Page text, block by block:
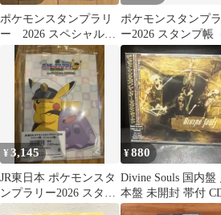
ポケモンスタンプラリ
ー 2026 スペシャル
スタンプ帳
ポケモンスタンプ
ー2026 スタンプ帳
ペシャル版）新幹
駅押印付
¥3,145
JR東日本 ポケモンスタ
ンプラリー2026 スタン
プ帳 スペシャル版
¥880
Divine Souls 国内盤
本盤 未開封 帯付